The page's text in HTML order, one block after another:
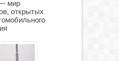
мир
открытых